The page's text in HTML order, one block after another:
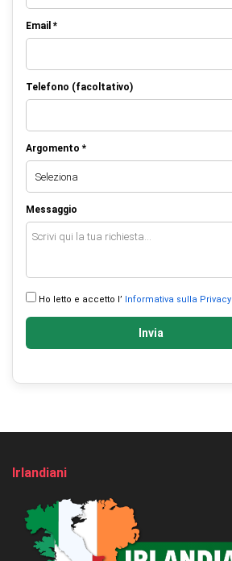
Email *
Telefono (facoltativo)
Argomento *
Messaggio
Ho letto e accetto l’ Informativa sulla Privacy
Invia
Irlandiani